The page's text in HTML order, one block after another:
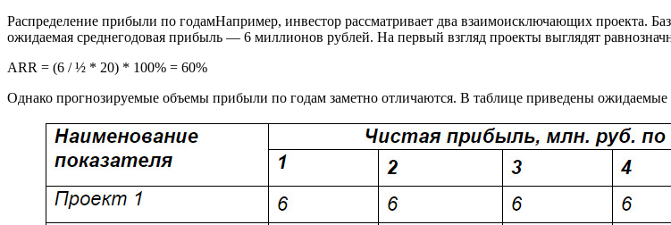
Распределение прибыли по годамНапример, инвестор рассматривает два взаимоисключающих проекта.
ожидаемая среднегодовая прибыль — 6 миллионов рублей. На первый взгляд проекты выглядят
ARR = (6 / ½ * 20) * 100% = 60%
Однако прогнозируемые объемы прибыли по годам заметно отличаются. В таблице приведены ожидаемые